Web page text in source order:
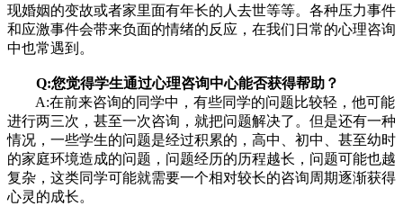
现婚姻的变故或者家里面有年长的人去世等等。各种压力事件
和应激事件会带来负面的情绪的反应，在我们日常的心理咨询
中也常遇到。
Q:您觉得学生通过心理咨询中心能否获得帮助？
A:在前来咨询的同学中，有些同学的问题比较轻，他可能
进行两三次，甚至一次咨询，就把问题解决了。但是还有一种
情况，一些学生的问题是经过积累的，高中、初中、甚至幼时
的家庭环境造成的问题，问题经历的历程越长，问题可能也越
复杂，这类同学可能就需要一个相对较长的咨询周期逐渐获得
心灵的成长。